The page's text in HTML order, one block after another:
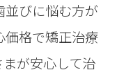
並びに悩む方が
価格で矯正治療
が安心して治